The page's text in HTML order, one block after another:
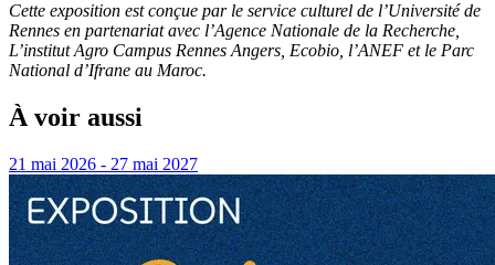
Cette exposition est conçue par le service culturel de l’Université de
Rennes en partenariat avec l’Agence Nationale de la Recherche,
L’institut Agro Campus Rennes Angers, Ecobio, l’ANEF et le Parc
National d’Ifrane au Maroc.
À voir aussi
21 mai 2026 - 27 mai 2027